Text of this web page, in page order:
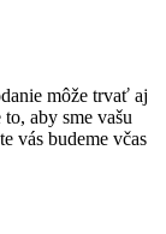
môže trvať aj
aby sme vašu
vás budeme včas